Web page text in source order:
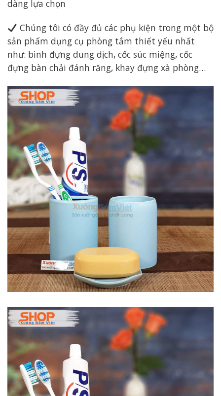
dàng lựa chọn
Chúng tôi có đầy đủ các phụ kiện trong một bộ
sản phẩm dụng cụ phòng tắm thiết yếu nhất
như: bình đựng dung dịch, cốc súc miệng, cốc
đựng bàn chải đánh răng, khay đựng xà phòng…